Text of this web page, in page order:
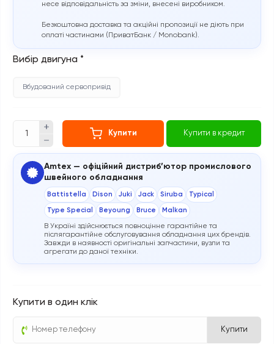
несе відповідальність за зміни, внесені виробником.
Безкоштовна доставка та акційні пропозиції не діють при
оплаті частинами (ПриватБанк / Monobank).
Вибір двигуна *
Вбудований сервопривід
Купити Купити в кредит
Amtex — офіційний дистриб’ютор промислового
швейного обладнання
Battistella Dison Juki Jack Siruba Typical
Type Special Beyoung Bruce Malkan
В Україні здійснюється повноцінне гарантійне та
післягарантійне обслуговування обладнання цих брендів.
Завжди в наявності оригінальні запчастини, вузли та
агрегати до даної техніки.
Купити в один клік
Купити